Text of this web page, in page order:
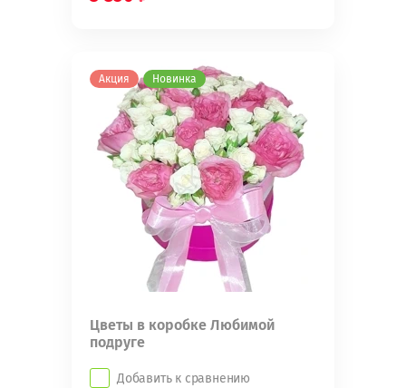
Акция Новинка
Цветы в коробке Любимой
подруге
Добавить к сравнению